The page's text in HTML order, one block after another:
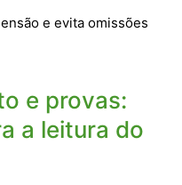
e evita omissões
e provas:
a leitura do